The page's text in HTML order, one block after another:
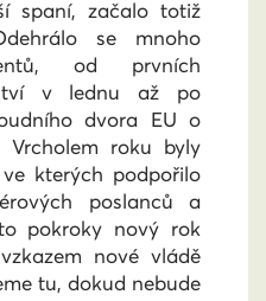
spaní, začalo totiž
se mnoho
od prvních
v lednu až po
dvora EU o
Vrcholem roku byly
kterých podpořilo
poslanců a
pokroky nový rok
nové vládě
tu, dokud nebude